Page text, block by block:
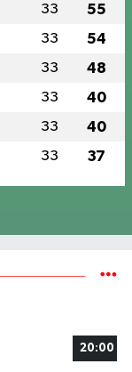
33 55
33 54
33 48
33 40
33 40
33 37
20:00